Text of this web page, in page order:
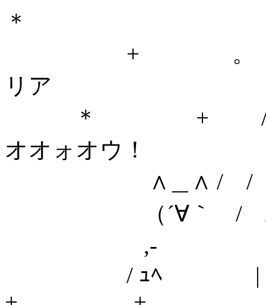
＊
+ 。 | |
リア
＊ + / / イ
オオォオウ！
∧＿∧ / /
（´∀｀
,-
/ ｭﾍ |